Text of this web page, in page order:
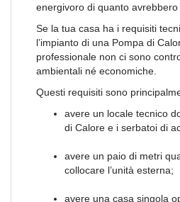
energivoro di quanto avrebbero
Se la tua casa ha i requisiti
l’impianto di una Pompa di
professionale non ci sono
ambientali né economiche.
Questi requisiti sono
avere un locale tecnico
di Calore e i serbatoi di
avere un paio di metri
collocare l’unità esterna;
avere una casa singola